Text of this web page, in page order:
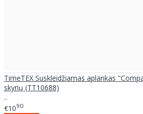
TimeTEX Suskleidžiamas aplankas
skyrių (TT10688)
..
€1090